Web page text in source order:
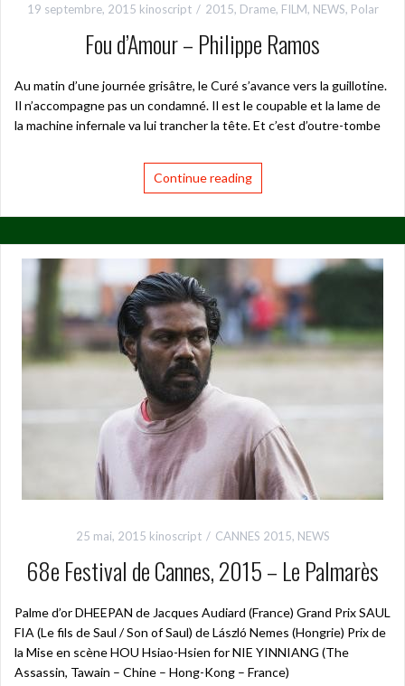
19 septembre, 2015 kinoscript 2015, Drame, FILM, NEWS, Polar
Fou d’Amour – Philippe Ramos
Au matin d’une journée grisâtre, le Curé s’avance vers la guillotine.
Il n’accompagne pas un condamné. Il est le coupable et la lame de
la machine infernale va lui trancher la tête. Et c’est d’outre-tombe
Continue reading
25 mai, 2015 kinoscript CANNES 2015, NEWS
68e Festival de Cannes, 2015 – Le Palmarès
Palme d’or DHEEPAN de Jacques Audiard (France) Grand Prix SAUL
FIA (Le fils de Saul / Son of Saul) de László Nemes (Hongrie) Prix de
la Mise en scène HOU Hsiao-Hsien for NIE YINNIANG (The
Assassin, Tawain – Chine – Hong-Kong – France)